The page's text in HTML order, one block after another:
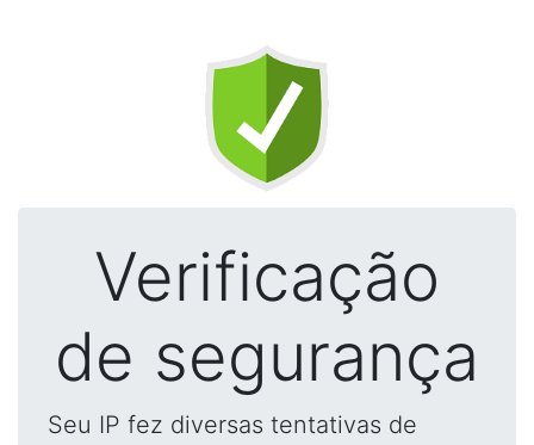
Verificação
de segurança
Seu IP fez diversas tentativas de